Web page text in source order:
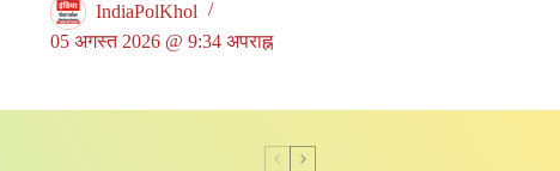
IndiaPolKhol
05 अगस्त 2026 @ 9:34 अपराह्न